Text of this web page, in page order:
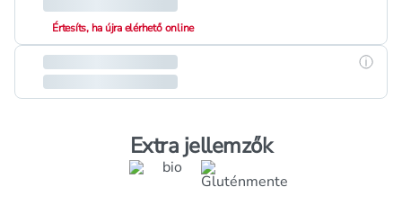
Értesíts, ha újra elérhető online
Extra jellemzők